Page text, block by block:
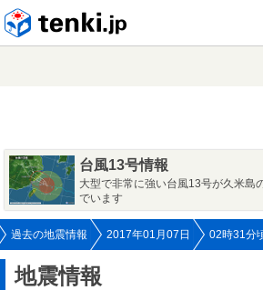
台風13号情報
大型で非常に強い台風13号が久米島
でいます
過去の地震情報 2017年01月07日 02時31分
地震情報